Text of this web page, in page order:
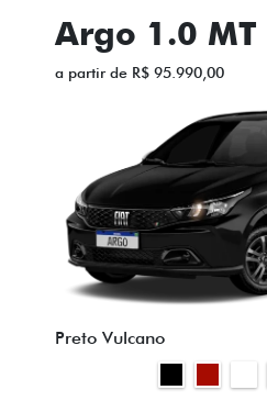
Argo 1.0 MT
a partir de R$ 95.990,00
Preto Vulcano